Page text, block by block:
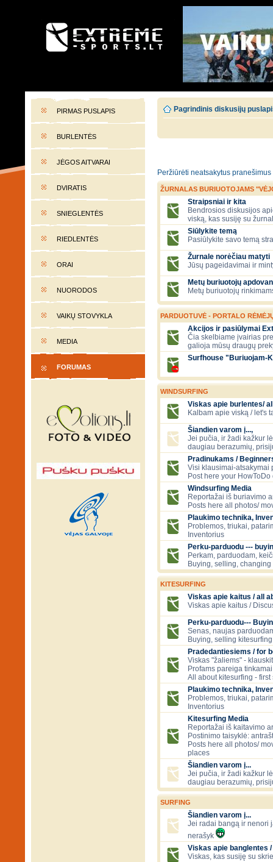
EXTREME-SPORTS.LT
PIRMAS PUSLAPIS
BURLENTĖS
JĖGOS AITVARAI
DVIRATIS
SNIEGLENTĖS
RIEDLENTĖS
ORAI
NUORODOS
VAIKŲ STOVYKLA
MEDIA
FORUMAS
Pagrindinis diskusijų
Peržiūrėti neatsakytus pranešimus
ŽURNALAS BURIUOTOJAMS
Straipsniai ir kita
Bendrosios diskusijos
viską, kas susiję su
Siūlykite temą
Pasiūlykite savo temą
Žurnale norėčiau matyti
Jūsų pageidavimai ir
Metų buriuotojų
Metų buriuotojų
PARDUOTUVĖ - PORTALO
Akcijos ir pasiūlymai
Čia skelbiame įvairias
galioja mūsų draugų
Surfhouse "Buriuojam-
WINDSURFING
Viskas apie burlentes/
Kalbam apie viską / let's
Šiandien varom į...,
Jei pučia, ir žadi kažkur
daugiau berazumių,
Pradinukams /
Visi klausimai-atsakymai
Post here your
Windsurfing Media
Reportažai iš buriavimo
Posts here all photos/
Plaukimo technika,
Problemos, triukai,
Inventorius
Perku-parduodu ---
Perkam, parduodam,
Buying, selling,
KITESURFING
Viskas apie kaitus / all
Viskas apie kaitus /
Perku-parduodu---
Senas, naujas
Buying, selling
Pradedantiesiems / for
Viskas "žaliems" -
Profams pareiga
All about kitesurfing - first
Plaukimo technika,
Problemos, triukai,
Inventorius
Kitesurfing Media
Reportažai iš kaitavimo
Postinimo taisyklė:
Posts here all photos/
places
Šiandien varom į...
Jei pučia, ir žadi kažkur
daugiau berazumių,
SURFING
Šiandien varom į...
Jei radai bangą ir nenori
nerašyk
Viskas apie banglentes
Viskas, kas susiję su